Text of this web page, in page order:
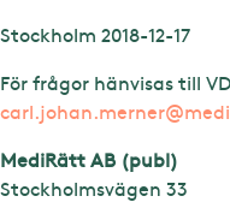
Stockholm 2018-12-17
För frågor hänvisas till
MediRätt AB (publ)
Stockholmsvägen 33